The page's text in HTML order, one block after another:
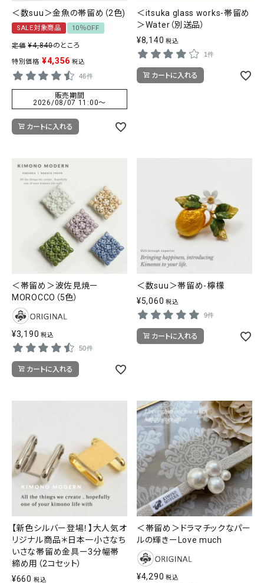
素材から探す
木綿・麻 その他
価格から探す
0-5,000円 5,000-10,000円
20,000-30,000円
tune絞り込んで検索
帯
羽織
小物
新作・キャンペーン
帯結び動画
キモノ読ミモノ
SHOPPING GUIDE
INFORMATION
＜数suu＞金魚の帯留め（2色)
SALE対象商品 10％OFF
定価 ¥4,840のところ
特別価格 ¥4,356 税込
46件
販売期間
2026/08/07 11:00〜
カートに入れる
＜itsuka glass works-帯留め
＞Water（別送品）
¥8,140 税込
1件
カートに入れる
＜帯留め＞波佐見焼ー
MOROCCO（5色）
¥3,190 税込
50件
カートに入れる
＜数suu＞帯留め-檸檬
¥5,060 税込
9件
カートに入れる
【新色シルバー登場！】大人気オ
リジナル商品＊日本一小さなち
いさな帯留め金具ー3分幅帯
締め用（2コセット）
¥660 税込
＜帯留め＞ドラマチックなパー
ルの輝きーLove much
¥4,290 税込